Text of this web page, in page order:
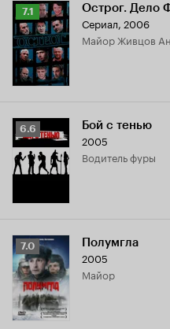
Рейтинг
Кинопоиска
7.1
7.1 Острог. Дело
Сериал, 2006
майор Живцов
Рейтинг
Кинопоиска
6.6
6.6 Бой с тенью
2005
водитель фуры
Рейтинг
Кинопоиска
7.0
7.0 Полумгла
2005
майор